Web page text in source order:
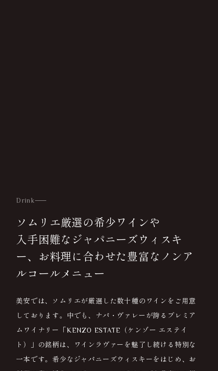
Drink
ソムリエ厳選の希少ワインや
入手困難なジャパニーズウィスキ
ー、 お料理に合わせた豊富な ノンア
ルコールメニュー
美安では、ソムリエが厳選した数十種のワインをご用意
しております。
中でも、ナパ・ヴァレーが誇るプレミア
ムワイナリー「KENZO ESTATE（ケンゾー エステイ
ト）」の銘柄は、ワインラヴァーを魅了し続ける特別な
一本です。 希少なジャパニーズウィスキーをはじめ、お